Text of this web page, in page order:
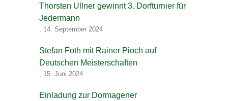
Thorsten Ullner gewinnt 3. Dorfturnier für
Jedermann
, 14. September 2024
Stefan Foth mit Rainer Pioch auf
Deutschen Meisterschaften
, 15. Juni 2024
Einladung zur Dormagener